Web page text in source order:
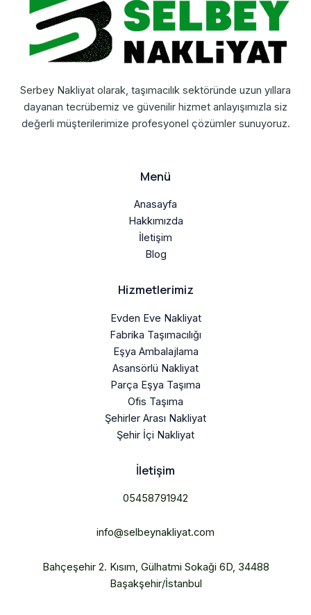
Serbey Nakliyat olarak, taşımacılık sektöründe uzun yıllara
dayanan tecrübemiz ve güvenilir hizmet anlayışımızla siz
değerli müşterilerimize profesyonel çözümler sunuyoruz.
Menü
Anasayfa
Hakkımızda
İletişim
Blog
Hizmetlerimiz
Evden Eve Nakliyat
Fabrika Taşımacılığı
Eşya Ambalajlama
Asansörlü Nakliyat
Parça Eşya Taşıma
Ofis Taşıma
Şehirler Arası Nakliyat
Şehir İçi Nakliyat
İletişim
05458791942
info@selbeynakliyat.com
Bahçeşehir 2. Kısım, Gülhatmi Sokaği 6D, 34488
Başakşehir/İstanbul